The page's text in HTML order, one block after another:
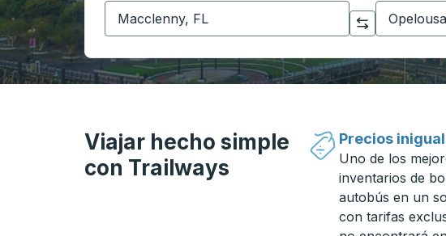
Comience a escribir la ciudad de origen para abrir las
Haga clic para cambiar sus selecciones de origen y destino
Comience
Viajar hecho simple
con Trailways
Precios
Uno de los
inventarios de
autobús en un
con tarifas